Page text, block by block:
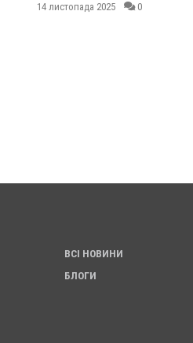
14 листопада 2025 0
ВСІ НОВИНИ
БЛОГИ